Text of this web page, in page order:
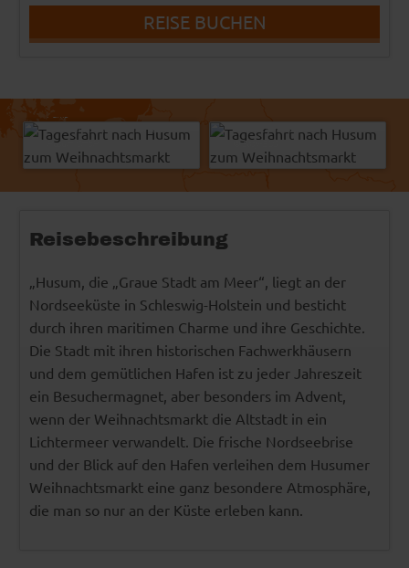
REISE BUCHEN
© Tourismus und Stadtmarketing
Husum GmbH
Dan Race - Fotolia
© Easy-BUS
Reisebeschreibung
„Husum, die „Graue Stadt am Meer“, liegt an der
Nordseeküste in Schleswig-Holstein und besticht
durch ihren maritimen Charme und ihre Geschichte.
Die Stadt mit ihren historischen Fachwerkhäusern
und dem gemütlichen Hafen ist zu jeder Jahreszeit
ein Besuchermagnet, aber besonders im Advent,
wenn der Weihnachtsmarkt die Altstadt in ein
Lichtermeer verwandelt. Die frische Nordseebrise
und der Blick auf den Hafen verleihen dem Husumer
Weihnachtsmarkt eine ganz besondere Atmosphäre,
die man so nur an der Küste erleben kann.